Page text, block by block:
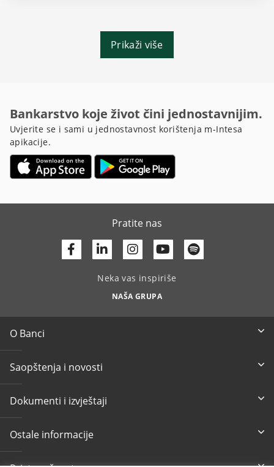
Prikaži više
Bankarstvo koje život čini jednostavnijim.
Uvjerite se i sami u jednostavnost korištenja m-Intesa
apikacije.
Pratite nas
Facebook
Linkedin Youtube
Neka vas inspiriše
NAŠA GRUPA
O Banci
Saopštenja i novosti
Dokumenti i izvještaji
Ostale informacije